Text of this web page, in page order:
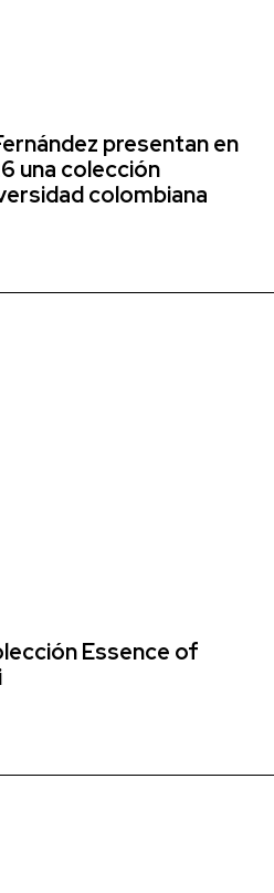
presentan en
una colección
colombiana
Essence of